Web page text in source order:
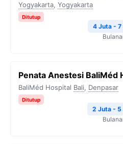
Yogyakarta, Yogyakarta
Ditutup
4 Juta - 7
Penata Anestesi BaliMéd
BaliMéd Hospital Bali, Denpasar
Ditutup
2 Juta - 5